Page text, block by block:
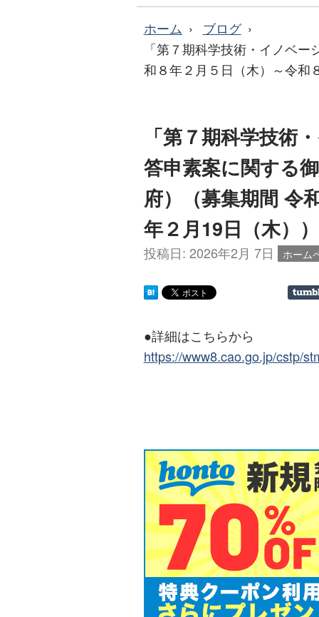
ホーム
ブログ
「第７期科学技術・イノベ
和８年２月５日（木）～令和
「第７期科学技術
答申素案に関する
府）（募集期間 令
年２月19日（木））
投稿日: 2026年2月 7日 ホーム
●詳細はこちらから
https://www8.cao.go.jp/cstp/